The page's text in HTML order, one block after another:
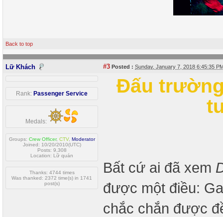
Back to top
Lữ Khách #3 Posted : Sunday, January 7, 2018 6:45:35
Rank: Passenger Service
Medals:
Groups: Crew Officer, CTV, Moderator
Joined: 10/20/2010(UTC)
Posts: 9,308
Location: Lữ quán
Thanks: 4744 times
Was thanked: 2372 time(s) in 1741
post(s)
Đấu
Bất cứ ai đã xem
được một điều:
chắc chắn được